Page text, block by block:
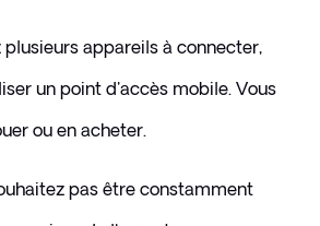
plusieurs appareils à connecter,
un point d'accès mobile. Vous
ou en acheter.
pas être constamment